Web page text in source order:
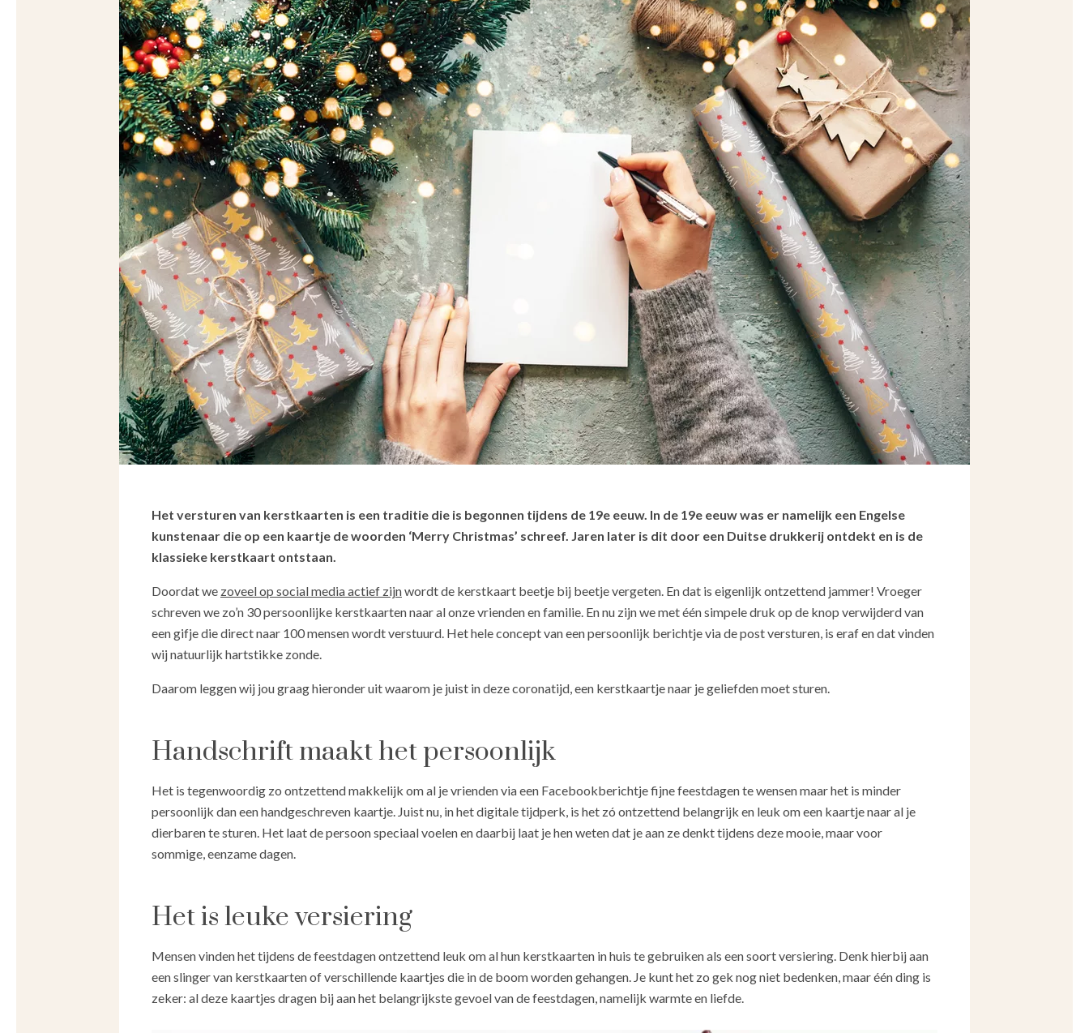
Het versturen van kerstkaarten is een traditie die is begonnen tijdens de 19e eeuw. In de 19e eeuw was er namelijk een Engelse
kunstenaar die op een kaartje de woorden ‘Merry Christmas’ schreef. Jaren later is dit door een Duitse drukkerij ontdekt en is de
klassieke kerstkaart ontstaan.
Doordat we zoveel op social media actief zijnwordt de kerstkaart beetje bij beetje vergeten. En dat is eigenlijk ontzettend jammer! Vroeger
schreven we zo’n 30 persoonlijke kerstkaarten naar al onze vrienden en familie. En nu zijn we met één simpele druk op de knop verwijderd van
een gifje die direct naar 100 mensen wordt verstuurd. Het hele concept van een persoonlijk berichtje via de post versturen, is eraf en dat vinden
wij natuurlijk hartstikke zonde.
Daarom leggen wij jou graag hieronder uit waarom je juist in deze coronatijd, een kerstkaartje naar je geliefden moet sturen.
Handschrift maakt het persoonlijk
Het is tegenwoordig zo ontzettend makkelijk om al je vrienden via een Facebookberichtje fijne feestdagen te wensen maar het is minder
persoonlijk dan een handgeschreven kaartje. Juist nu, in het digitale tijdperk, is het zó ontzettend belangrijk en leuk om een kaartje naar al je
dierbaren te sturen. Het laat de persoon speciaal voelen en daarbij laat je hen weten dat je aan ze denkt tijdens deze mooie, maar voor
sommige, eenzame dagen.
Het is leuke versiering
Mensen vinden het tijdens de feestdagen ontzettend leuk om al hun kerstkaarten in huis te gebruiken als een soort versiering. Denk hierbij aan
een slinger van kerstkaarten of verschillende kaartjes die in de boom worden gehangen. Je kunt het zo gek nog niet bedenken, maar één ding is
zeker: al deze kaartjes dragen bij aan het belangrijkste gevoel van de feestdagen, namelijk warmte en liefde.